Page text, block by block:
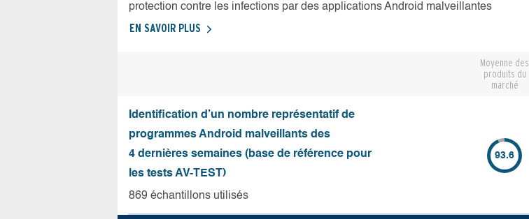
protection contre les infections par des applications Android malveillantes
EN SAVOIR PLUS
Moyenne des
produits du
marché
Identification d’un nombre représentatif de
programmes Android malveillants des
4 dernières semaines (base de référence pour
les tests AV-TEST)
869 échantillons utilisés
93.6